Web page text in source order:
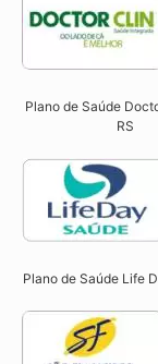
Plano de Saúde
RS​
Plano de Saúde Life